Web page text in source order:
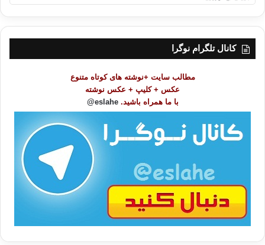
ه
ر
کانال تلگرام نوگرا
مطالب سایت +نوشته های کوتاه متنوع
عکس + کلیپ + عکس نوشته
با ما همراه باشید. eslahe@